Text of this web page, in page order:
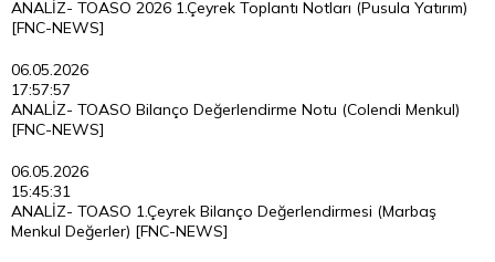
ANALİZ- TOASO 2026 1.Çeyrek Toplantı Notları (Pusula Yatırım)
[FNC-NEWS]
06.05.2026
17:57:57
ANALİZ- TOASO Bilanço Değerlendirme Notu (Colendi Menkul)
[FNC-NEWS]
06.05.2026
15:45:31
ANALİZ- TOASO 1.Çeyrek Bilanço Değerlendirmesi (Marbaş
Menkul Değerler) [FNC-NEWS]